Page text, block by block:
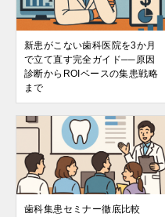
新患がこない歯科医院を3か月
で立て直す完全ガイド──原因
診断からROIベースの集患戦略
まで
歯科集患セミナー徹底比較